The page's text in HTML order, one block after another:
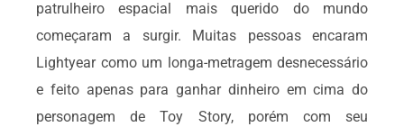
patrulheiro espacial mais querido do mundo
começaram a surgir. Muitas pessoas encaram
Lightyear como um longa-metragem desnecessário
e feito apenas para ganhar dinheiro em cima do
personagem de Toy Story, porém com seu